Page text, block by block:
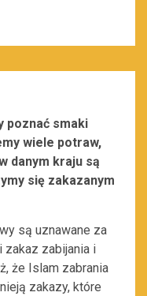
poznać smaki
wiele potraw,
danym kraju są
się zakazanym
są uznawane za
zakaz zabijania i
że Islam zabrania
zakazy, które